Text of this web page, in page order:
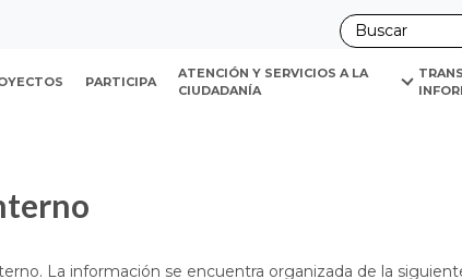
Urbano
PARTICIPA
ATENCIÓN Y SERVICIOS A LA
CIUDADANÍA
la Oficina de Control Interno
La información se encuentra organizada de la